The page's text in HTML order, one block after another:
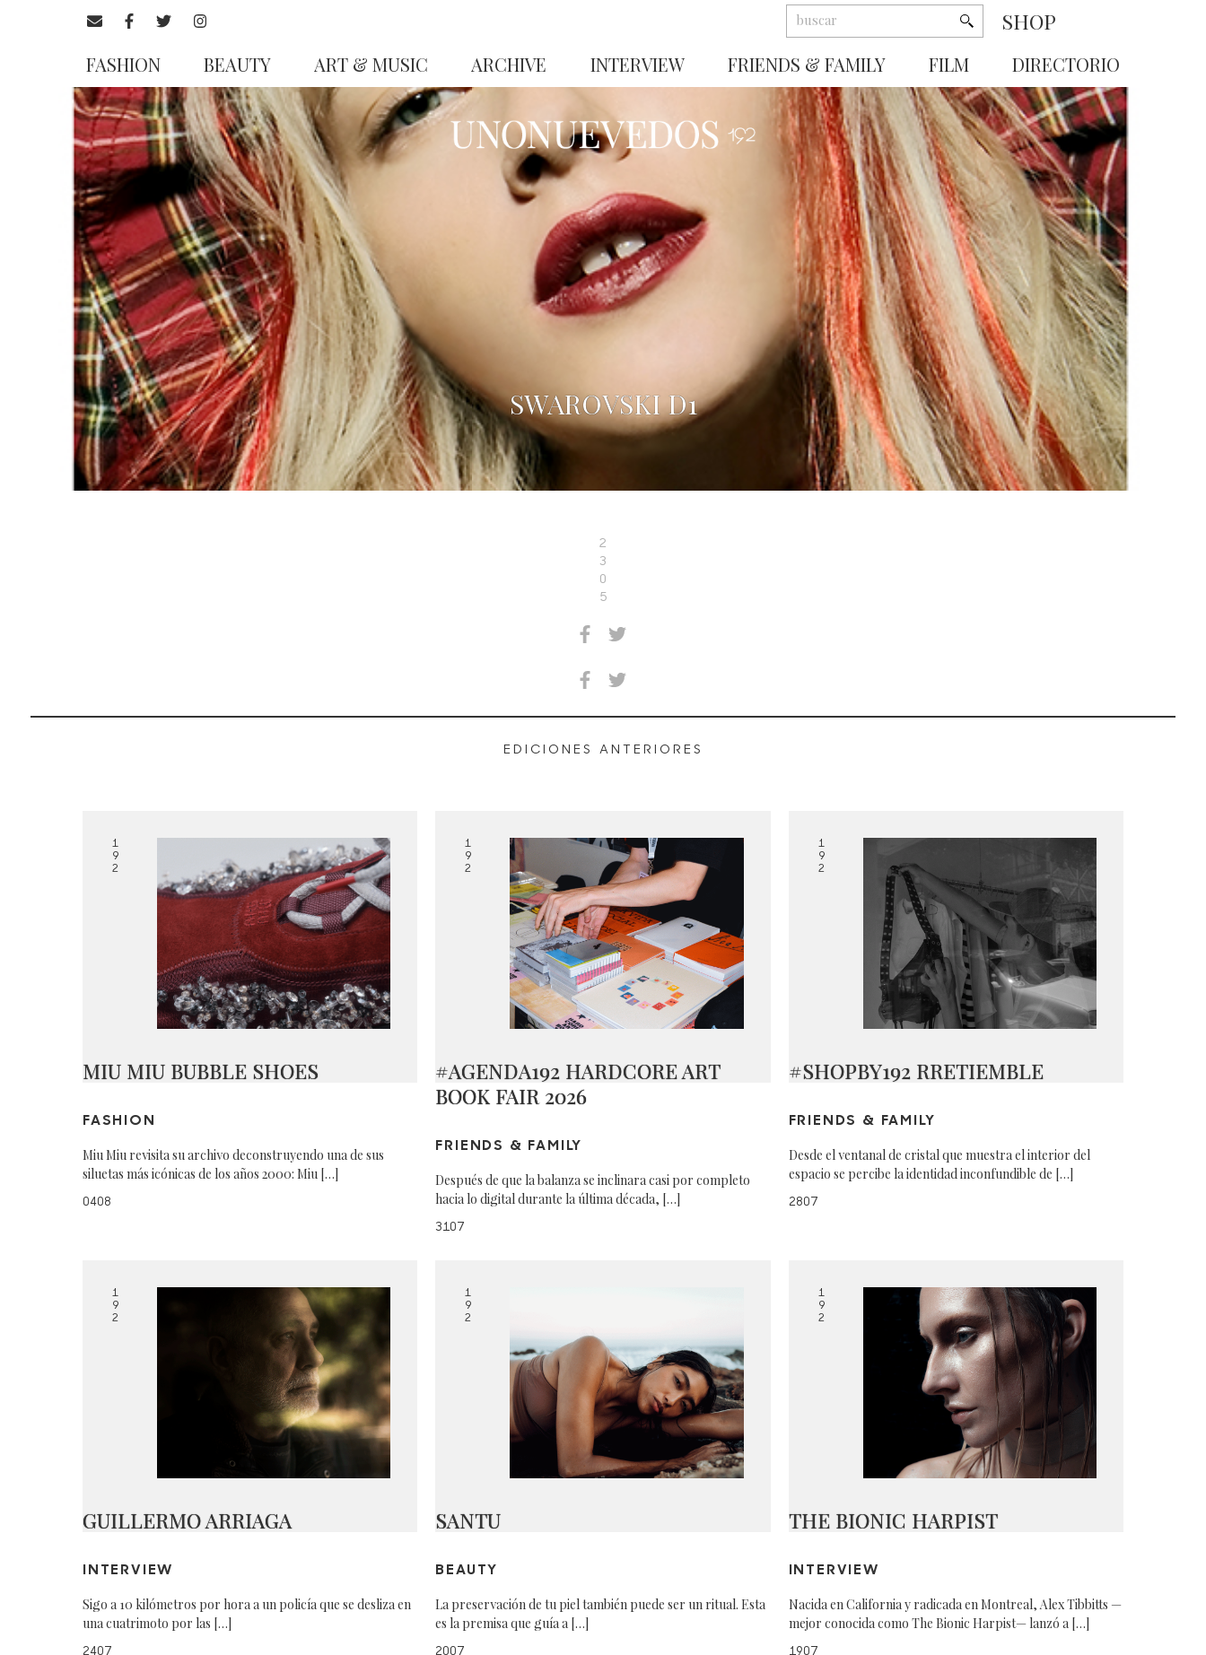
SHOP
FASHION BEAUTY ART & MUSIC ARCHIVE INTERVIEW FRIENDS & FAMILY FILM DIRECTORIO
SWAROVSKI D1
2
3
0
5
EDICIONES ANTERIORES
1
9
2
MIU MIU BUBBLE SHOES
FASHION
Miu Miu revisita su archivo deconstruyendo una de sus
siluetas más icónicas de los años 2000: Miu […]
0408
1
9
2
#AGENDA192 HARDCORE ART
BOOK FAIR 2026
FRIENDS & FAMILY
Después de que la balanza se inclinara casi por completo
hacia lo digital durante la última década, […]
3107
1
9
2
#SHOPBY192 RRETIEMBLE
FRIENDS & FAMILY
Desde el ventanal de cristal que muestra el interior del
espacio se percibe la identidad inconfundible de […]
2807
1
9
2
GUILLERMO ARRIAGA
INTERVIEW
Sigo a 10 kilómetros por hora a un policía que se desliza en
una cuatrimoto por las […]
2407
1
9
2
SANTU
BEAUTY
La preservación de tu piel también puede ser un ritual. Esta
es la premisa que guía a […]
2007
1
9
2
THE BIONIC HARPIST
INTERVIEW
Nacida en California y radicada en Montreal, Alex Tibbitts —
mejor conocida como The Bionic Harpist— lanzó a […]
1907